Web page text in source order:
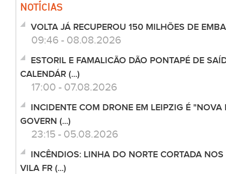
NOTÍCIAS
VOLTA JÁ RECUPEROU 150 MILHÕES DE
09:46 - 08.08.2026
ESTORIL E FAMALICÃO DÃO PONTAPÉ DE
CALENDÁR (...)
17:00 - 07.08.2026
INCIDENTE COM DRONE EM LEIPZIG É
GOVERN (...)
23:15 - 05.08.2026
INCÊNDIOS: LINHA DO NORTE CORTADA
VILA FR (...)